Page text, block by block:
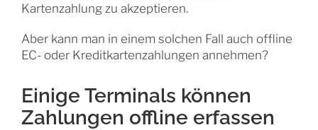
Kartenzahlung zu akzeptieren.
Aber kann man in einem solchen Fall auch offline
EC- oder Kreditkartenzahlungen annehmen?
Einige Terminals können
Zahlungen offline erfassen